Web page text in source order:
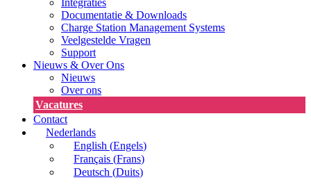
Integraties
Documentatie & Downloads
Charge Station Management Systems
Veelgestelde Vragen
Support
Nieuws & Over Ons
Nieuws
Over ons
Vacatures
Contact
Nederlands
English (Engels)
Français (Frans)
Deutsch (Duits)